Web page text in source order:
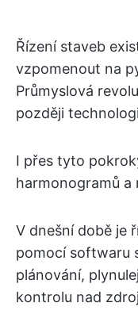
Řízení staveb
vzpomenout na
Průmyslová
později
I přes tyto
harmonogramů
V dnešní době je
pomocí softwaru
plánování,
kontrolu nad